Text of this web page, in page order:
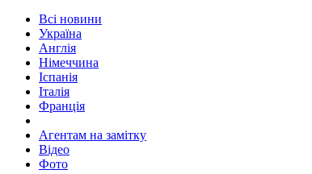
Всі новини
Україна
Англія
Німеччина
Іспанія
Італія
Франція
Агентам на замітку
Відео
Фото